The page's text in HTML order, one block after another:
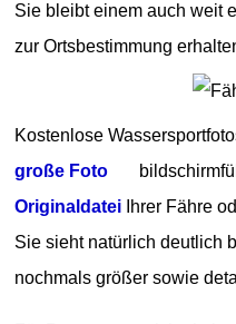
Sie bleibt einem auch weit
zur Ortsbestimmung
Kostenlose
große Foto
Originaldatei Ihrer Fähre
Sie sieht natürlich deutlich
nochmals größer sowie